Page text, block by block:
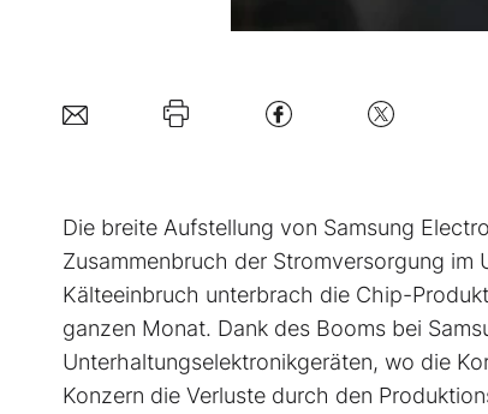
Die breite Aufstellung von Samsung
Zusammenbruch der Stromversorgung im
Kälteeinbruch unterbrach die Chip-
ganzen Monat. Dank des Booms bei
Unterhaltungselektronikgeräten, wo die
Konzern die Verluste durch den